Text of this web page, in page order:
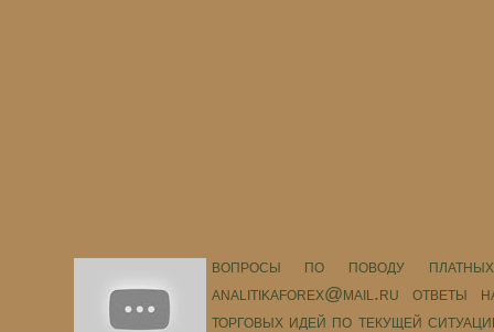
вопросы по поводу
analitikaforex@mail.ru ответы
торговых идей по текущей